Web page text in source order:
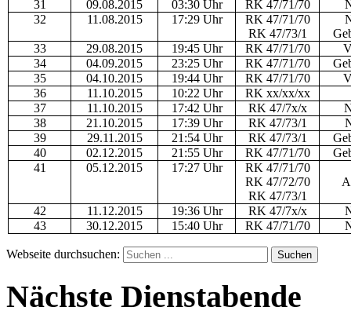
31
09.08.2015 03:30 Uhr RK 47/71/70
32
11.08.2015 17:29 Uhr
RK 47/71/70
RK 47/73/1
33
29.08.2015 19:45 Uhr RK 47/71/70
34
04.09.2015 23:25 Uhr RK 47/71/70
35
04.10.2015 19:44 Uhr RK 47/71/70
36
11.10.2015 10:22 Uhr
RK xx/xx/xx
37
11.10.2015 17:42 Uhr RK 47/7x/x
38
21.10.2015 17:39 Uhr RK 47/73/1
39
29.11.2015 21:54 Uhr RK 47/73/1
40
02.12.2015 21:55 Uhr RK 47/71/70
41
05.12.2015 17:27 Uhr
RK 47/71/70
RK 47/72/70
RK 47/73/1
42 11.12.2015 19:36 Uhr RK 47/7x/x
43
30.12.2015 15:40 Uhr RK 47/71/70
Webseite durchsuchen: Suchen
Nächste Dienstabende